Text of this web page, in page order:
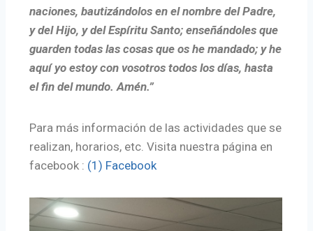
naciones, bautizándolos en el nombre del Padre,
y del Hijo, y del Espíritu Santo; enseñándoles que
guarden todas las cosas que os he mandado; y he
aquí yo estoy con vosotros todos los días, hasta
el fin del mundo. Amén.”
Para más información de las actividades que se
realizan, horarios, etc. Visita nuestra página en
facebook : (1) Facebook